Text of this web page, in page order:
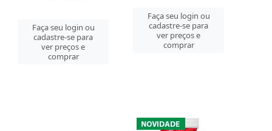
Faça seu login ou
cadastre-se para
ver preços e
comprar
Faça seu login ou
cadastre-se para
ver preços e
comprar